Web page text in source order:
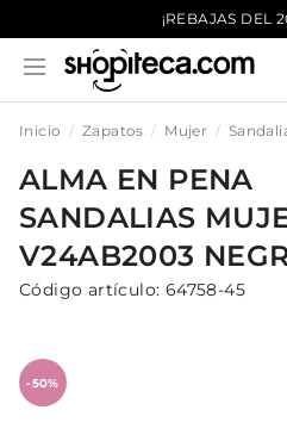
¡REBAJAS DEL
Inicio Zapatos Mujer
ALMA EN PENA
SANDALIAS
V24AB2003
Código artículo: 64758-45
-50%